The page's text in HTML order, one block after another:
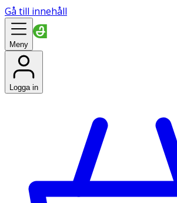
Gå till innehåll
Meny
Logga in